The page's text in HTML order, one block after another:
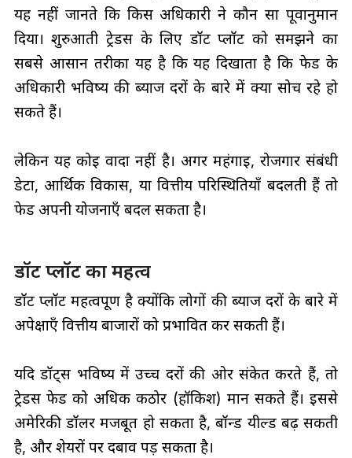
यह नहीं जानते कि किस अधिकारी ने कौन सा पूर्वानुमान
दिया। शुरुआती ट्रेडर्स के लिए डॉट प्लॉट को समझने का
सबसे आसान तरीका यह है कि यह दिखाता है कि फेड के
अधिकारी भविष्य की ब्याज दरों के बारे में क्या सोच रहे हो
सकते हैं।
लेकिन यह कोई वादा नहीं है। अगर महंगाई, रोजगार संबंधी
डेटा, आर्थिक विकास, या वित्तीय परिस्थितियाँ बदलती हैं तो
फेड अपनी योजनाएँ बदल सकता है।
डॉट प्लॉट का महत्व
डॉट प्लॉट महत्वपूर्ण है क्योंकि लोगों की ब्याज दरों के बारे में
अपेक्षाएँ वित्तीय बाजारों को प्रभावित कर सकती हैं।
यदि डॉट्स भविष्य में उच्च दरों की ओर संकेत करते हैं, तो
ट्रेडर्स फेड को अधिक कठोर (हॉकिश) मान सकते हैं। इससे
अमेरिकी डॉलर मजबूत हो सकता है, बॉन्ड यील्ड बढ़ सकती
है, और शेयरों पर दबाव पड़ सकता है।